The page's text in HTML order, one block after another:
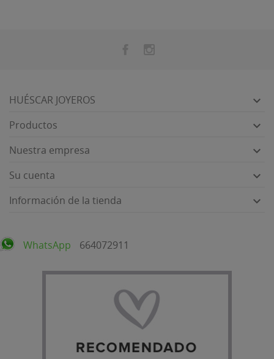
HUÉSCAR JOYEROS 
Productos 
Nuestra empresa 
Su cuenta 
Información de la tienda 
WhatsApp 664072911